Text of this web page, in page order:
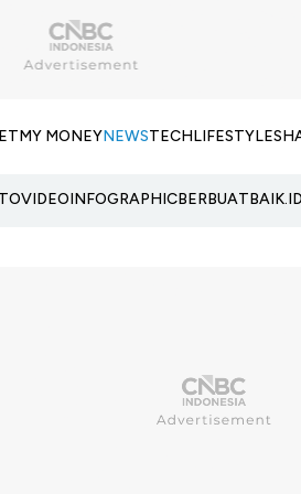
MY MONEYNEWSTECHLIFESTYLE
VIDEOINFOGRAPHICBERBUATBAIK.ID